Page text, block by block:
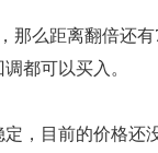
么距离翻倍还有
都可以买入。
目前的价格还